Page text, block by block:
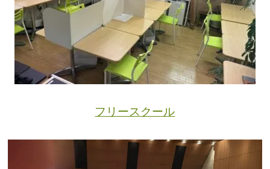
フリースクール